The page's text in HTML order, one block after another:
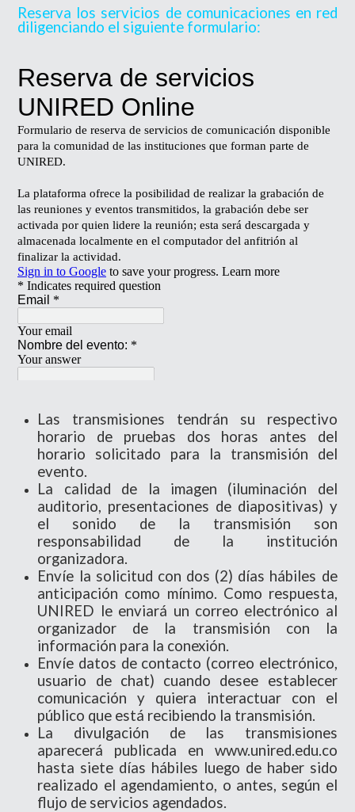
Reserva los servicios de comunicaciones en red
diligenciando el siguiente formulario:
Las transmisiones tendrán su respectivo
horario de pruebas dos horas antes del
horario solicitado para la transmisión del
evento.
La calidad de la imagen (iluminación del
auditorio, presentaciones de diapositivas) y
el sonido de la transmisión son
responsabilidad de la institución
organizadora.
Envíe la solicitud con dos (2) días hábiles de
anticipación como mínimo. Como respuesta,
UNIRED le enviará un correo electrónico al
organizador de la transmisión con la
información para la conexión.
Envíe datos de contacto (correo electrónico,
usuario de chat) cuando desee establecer
comunicación y quiera interactuar con el
público que está recibiendo la transmisión.
La divulgación de las transmisiones
aparecerá publicada en www.unired.edu.co
hasta siete días hábiles luego de haber sido
realizado el agendamiento, o antes, según el
flujo de servicios agendados.